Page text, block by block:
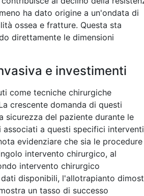
ha dato origine a un'ondata di
ossea e fratture. Questa sta
direttamente le dimensioni
e investimenti
come tecniche chirurgiche
crescente domanda di questi
sicurezza del paziente durante le
a questi specifici interventi
evidenziare che sia le procedure
intervento chirurgico, al
intervento chirurgico
disponibili, l'allotrapianto
un tasso di successo